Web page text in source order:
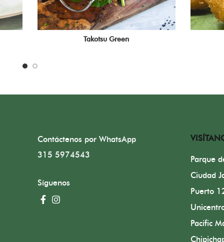
Takotsu Green
Contáctenos por WhatsApp
315 5974543
Síguenos
Parque
Ciudad
Puerto
Pacific